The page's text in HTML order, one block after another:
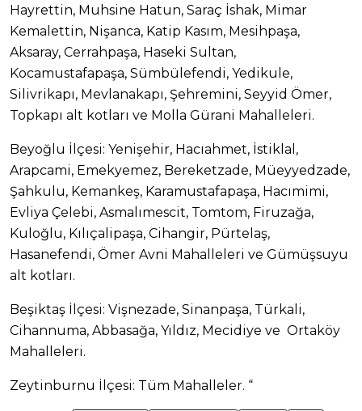
Hayrettin, Muhsine Hatun, Saraç İshak, Mimar
Kemalettin, Nişanca, Katip Kasım, Mesihpaşa,
Aksaray, Cerrahpaşa, Haseki Sultan,
Kocamustafapaşa, Sümbülefendi, Yedikule,
Silivrikapı, Mevlanakapı, Şehremini, Seyyid Ömer,
Topkapı alt kotları ve Molla Gürani Mahalleleri.
Beyoğlu İlçesi: Yenişehir, Hacıahmet, İstiklal,
Arapcami, Emekyemez, Bereketzade, Müeyyedzade,
Şahkulu, Kemankeş, Karamustafapaşa, Hacımimi,
Evliya Çelebi, Asmalımescit, Tomtom, Firuzağa,
Kuloğlu, Kılıçalipaşa, Cihangir, Pürtelaş,
Hasanefendi, Ömer Avni Mahalleleri ve Gümüşsuyu
alt kotları.
Beşiktaş İlçesi: Vişnezade, Sinanpaşa, Türkali,
Cihannuma, Abbasağa, Yıldız, Mecidiye ve Ortaköy
Mahalleleri.
Zeytinburnu İlçesi: Tüm Mahalleler. “